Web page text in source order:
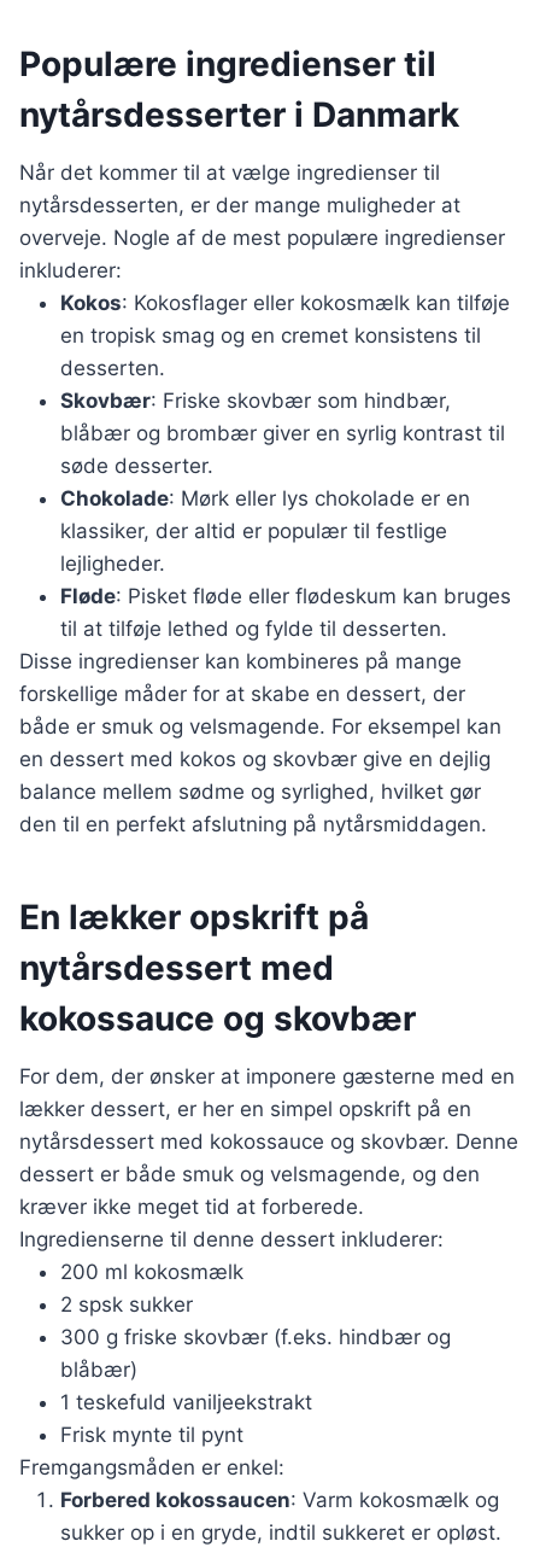
Populære ingredienser til
nytårsdesserter i Danmark
Når det kommer til at vælge ingredienser til
nytårsdesserten, er der mange muligheder at
overveje. Nogle af de mest populære ingredienser
inkluderer:
Kokos: Kokosflager eller kokosmælk kan tilføje
en tropisk smag og en cremet konsistens til
desserten.
Skovbær: Friske skovbær som hindbær,
blåbær og brombær giver en syrlig kontrast til
søde desserter.
Chokolade: Mørk eller lys chokolade er en
klassiker, der altid er populær til festlige
lejligheder.
Fløde: Pisket fløde eller flødeskum kan bruges
til at tilføje lethed og fylde til desserten.
Disse ingredienser kan kombineres på mange
forskellige måder for at skabe en dessert, der
både er smuk og velsmagende. For eksempel kan
en dessert med kokos og skovbær give en dejlig
balance mellem sødme og syrlighed, hvilket gør
den til en perfekt afslutning på nytårsmiddagen.
En lækker opskrift på
nytårsdessert med
kokossauce og skovbær
For dem, der ønsker at imponere gæsterne med en
lækker dessert, er her en simpel opskrift på en
nytårsdessert med kokossauce og skovbær. Denne
dessert er både smuk og velsmagende, og den
kræver ikke meget tid at forberede.
Ingredienserne til denne dessert inkluderer:
200 ml kokosmælk
2 spsk sukker
300 g friske skovbær (f.eks. hindbær og
blåbær)
1 teskefuld vaniljeekstrakt
Frisk mynte til pynt
Fremgangsmåden er enkel:
Forbered kokossaucen: Varm kokosmælk og
sukker op i en gryde, indtil sukkeret er opløst.